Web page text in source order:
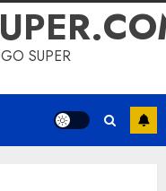
SUPER